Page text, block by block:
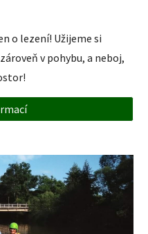
o lezení! Užijeme si
v pohybu, a neboj,